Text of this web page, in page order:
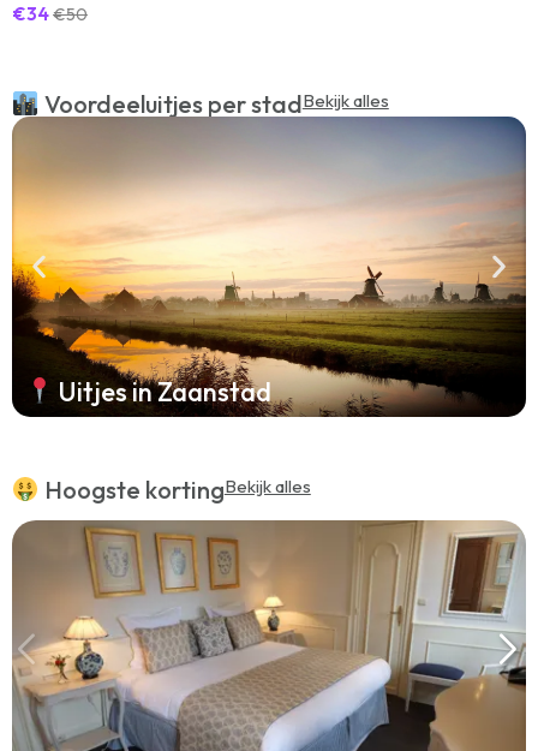
€34€50
Voordeeluitjes per stadBekijk alles
Uitjes in Zaanstad
Hoogste kortingBekijk alles